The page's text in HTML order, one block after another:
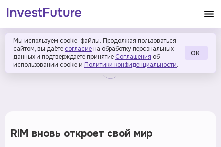
Мы используем cookie-файлы. Продолжая пользоваться
сайтом, вы даёте согласие на обработку персональных
данных и подтверждаете принятие Соглашения об
использовании cookie и Политики конфиденциальности.
ОК
RIM вновь откроет свой мир